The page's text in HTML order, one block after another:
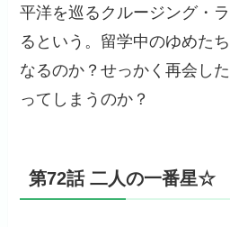
平洋を巡るクルージング・
るという。留学中のゆめた
なるのか？せっかく再会し
ってしまうのか？
第72話 二人の一番星☆